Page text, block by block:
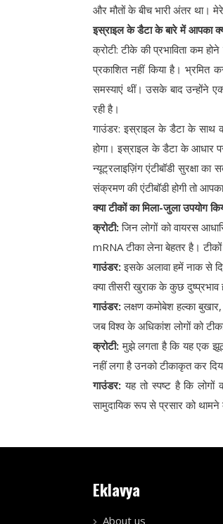
और मौतों के बीच भारी अंतर था।
इस्राइल के डैटा के बारे में आपका
क्रोटी: टीके की प्रभाविता कम
प्रकाशित नहीं किया है। भ्रमित
समस्याएं थीं। उसके बाद उन्होंने
रही है।
गाउंडर: इस्राइल के डैटा के साथ
होगा। इस्राइल के डैटा के आधार
न्यूट्रलाइज़िंग एंटीबॉडी सुरक्षा
संक्रमण की एंटीबॉडी होगी तो
क्या टीकों का मिला-जुला उपयोग
क्रोटी:जिन लोगों को वायरस
mRNA टीका लेना बेहतर है।
गाउंडर:इसके अलावा हमें नाक से
क्या तीसरी खुराक के कुछ दुष्प्रभाव
गाउंडर:लक्षण कमोबेश हल्का
जब विश्व के अधिकांश लोगों को
क्रोटी: मुझे लगता है कि यह एक
नहीं लगा है उनको टीकाकृत कर
गाउंडर: यह तो स्पष्ट है कि
सामुदायिक रूप से प्रसार को
Eklavya
About us